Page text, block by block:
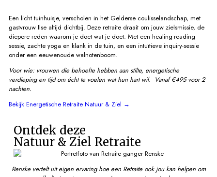
Een licht tuinhuisje, verscholen in het Gelderse coulisselandschap, met
gastvrouw Ilse altijd dichtbij. Deze retraite draait om jouw zielsmissie, de
diepere reden waarom je doet wat je doet. Met een healing-reading
sessie, zachte yoga en klank in de tuin, en een intuïtieve inquiry-sessie
onder een eeuwenoude walnotenboom.
Voor wie: vrouwen die behoefte hebben aan stilte, energetische
verdieping en tijd om écht te voelen wat hun hart wil. Vanaf €495 voor 2
nachten.
Bekijk Energetische Retraite Natuur & Ziel →
Ontdek deze
Natuur & Ziel Retraite
Renske vertelt uit eigen ervaring hoe een Retraite ook jou kan helpen om